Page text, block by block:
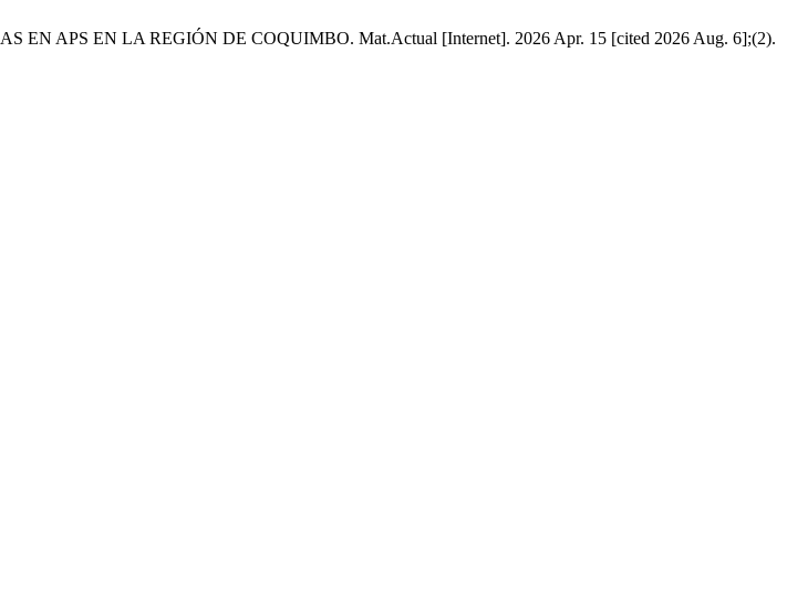
APS EN LA REGIÓN DE COQUIMBO. Mat.Actual [Internet]. 2026 Apr. 15 [cited 2026 Aug. 6];(2).